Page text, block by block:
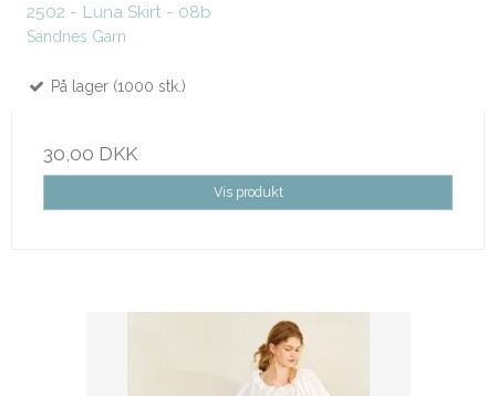
2502 - Luna Skirt - 08b
Sandnes Garn
På lager (1000 stk.)
30,00 DKK
Vis produkt